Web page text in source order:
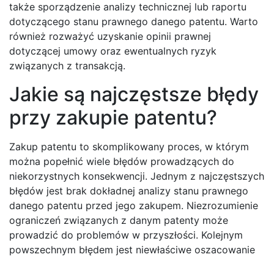
także sporządzenie analizy technicznej lub raportu
dotyczącego stanu prawnego danego patentu. Warto
również rozważyć uzyskanie opinii prawnej
dotyczącej umowy oraz ewentualnych ryzyk
związanych z transakcją.
Jakie są najczęstsze błędy
przy zakupie patentu?
Zakup patentu to skomplikowany proces, w którym
można popełnić wiele błędów prowadzących do
niekorzystnych konsekwencji. Jednym z najczęstszych
błędów jest brak dokładnej analizy stanu prawnego
danego patentu przed jego zakupem. Niezrozumienie
ograniczeń związanych z danym patenty może
prowadzić do problemów w przyszłości. Kolejnym
powszechnym błędem jest niewłaściwe oszacowanie